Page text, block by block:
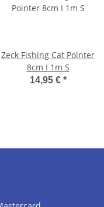
Zeck Fishing Cat Pointer
8cm I 1m S
14,95 € *